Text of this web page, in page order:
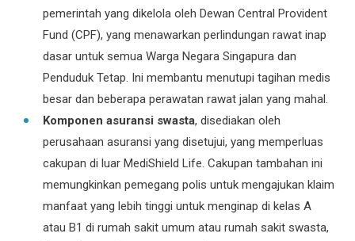
pemerintah yang dikelola oleh Dewan Central Provident
Fund (CPF), yang menawarkan perlindungan rawat inap
dasar untuk semua Warga Negara Singapura dan
Penduduk Tetap. Ini membantu menutupi tagihan medis
besar dan beberapa perawatan rawat jalan yang mahal.
Komponen asuransi swasta, disediakan oleh
perusahaan asuransi yang disetujui, yang memperluas
cakupan di luar MediShield Life. Cakupan tambahan ini
memungkinkan pemegang polis untuk mengajukan klaim
manfaat yang lebih tinggi untuk menginap di kelas A
atau B1 di rumah sakit umum atau rumah sakit swasta,